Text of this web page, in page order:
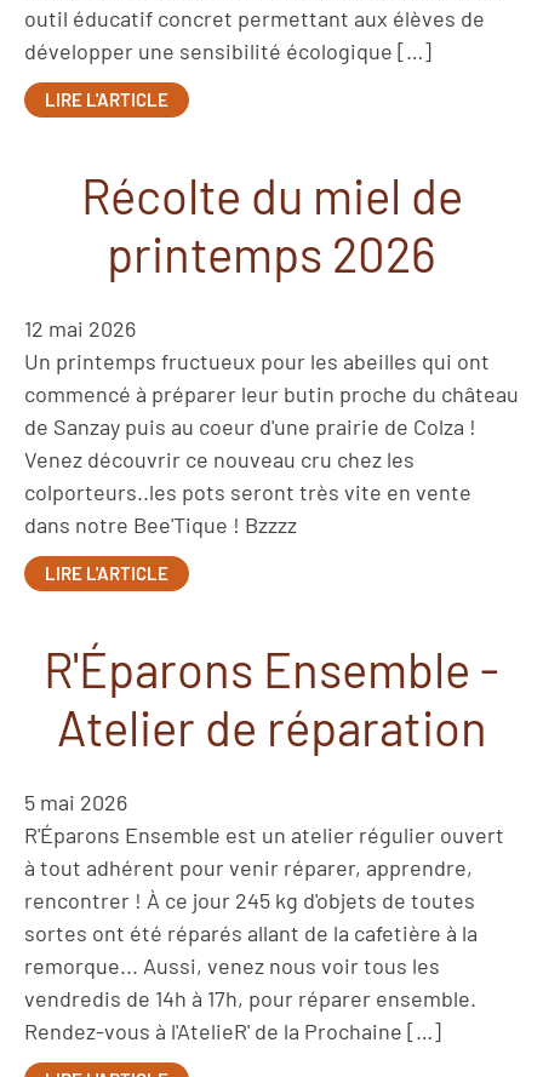
outil éducatif concret permettant aux élèves de
développer une sensibilité écologique […]
LIRE L'ARTICLE
Récolte du miel de
printemps 2026
12 mai 2026
Un printemps fructueux pour les abeilles qui ont
commencé à préparer leur butin proche du château
de Sanzay puis au coeur d'une prairie de Colza !
Venez découvrir ce nouveau cru chez les
colporteurs..les pots seront très vite en vente
dans notre Bee'Tique ! Bzzzz
LIRE L'ARTICLE
R'Éparons Ensemble -
Atelier de réparation
5 mai 2026
R'Éparons Ensemble est un atelier régulier ouvert
à tout adhérent pour venir réparer, apprendre,
rencontrer ! À ce jour 245 kg d'objets de toutes
sortes ont été réparés allant de la cafetière à la
remorque... Aussi, venez nous voir tous les
vendredis de 14h à 17h, pour réparer ensemble.
Rendez-vous à l'AtelieR' de la Prochaine […]